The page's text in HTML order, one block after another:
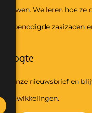
We leren hoe
de benodigde zaaizaden
hoogte
onze nieuwsbrief en
ontwikkelingen.